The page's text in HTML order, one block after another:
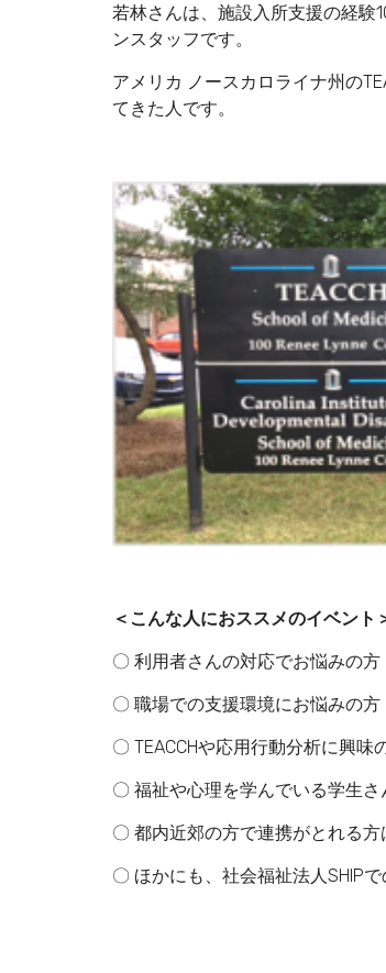
若林さんは、施設入所支援の経験
ンスタッフです。
アメリカ ノースカロライナ州の
てきた人です。
＜こんな人におススメのイベント
〇 利用者さんの対応でお悩みの方
〇 職場での支援環境にお悩みの方
〇 TEACCHや応用行動分析に興味
〇 福祉や心理を学んでいる学生さ
〇 都内近郊の方で連携がとれる
〇 ほかにも、社会福祉法人SHIP